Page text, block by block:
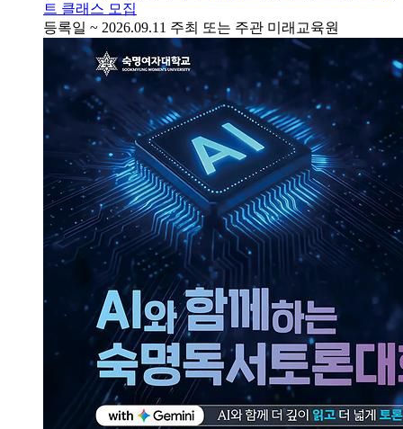
트 클래스 모집
등록일 ~ 2026.09.11 주최 또는 주관 미래교육원